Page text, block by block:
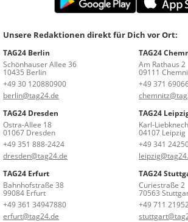
Unsere Redaktionen direkt für Dich vor Ort:
TAG24 Berlin
Schönhauser Allee 36
10435 Berlin
+49 30 120880900
berlin@tag24.de
TAG24
Am Rathaus 2
09111
+49 371
TAG24 Dresden
Ostra-Allee 18
01067 Dresden
+49 351 888-2424
dresden@tag24.de
TAG24
Karl-
04107 Leipzig
+49 341
TAG24 Erfurt
Bahnhofstraße 38
99084 Erfurt
+49 361 34947880
erfurt@tag24.de
TAG24
Curiestraße 2
70563
+49 711